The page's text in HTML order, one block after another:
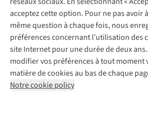
acceptez cette option. Pour ne pas avoir
même question à chaque fois, nous
préférences concernant l’utilisation des
site Internet pour une durée de deux
modifier vos préférences à tout moment
matière de cookies au bas de chaque
Notre cookie policy
Mentions légales
Politique de
Conditions générales